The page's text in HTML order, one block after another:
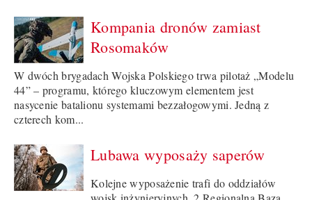
Kompania dronów zamiast
Rosomaków
W dwóch brygadach Wojska Polskiego trwa pilotaż „Modelu
44” – programu, którego kluczowym elementem jest
nasycenie batalionu systemami bezzałogowymi. Jedną z
czterech kom...
Lubawa wyposaży saperów
Kolejne wyposażenie trafi do oddziałów